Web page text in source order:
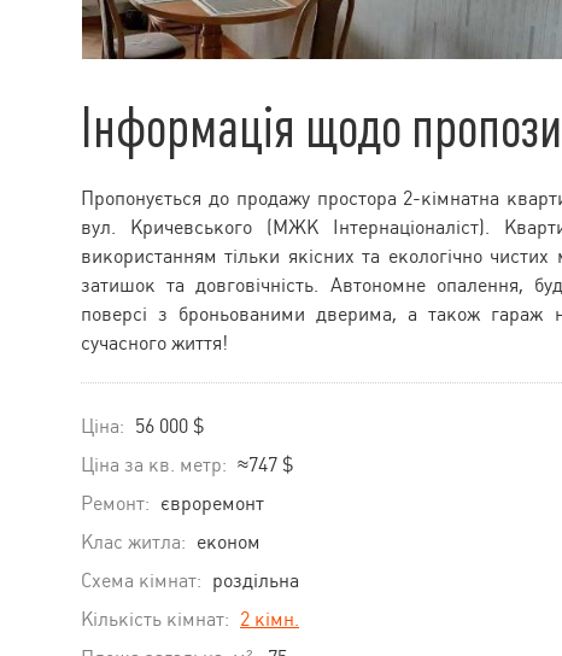
Інформація щодо
Пропонується до продажу простора 2-кімнатна
вул. Кричевського (МЖК Інтернаціоналіст).
використанням тільки якісних та екологічно
затишок та довговічність. Автономне опалення,
поверсі з броньованими дверима, а також гараж
сучасного життя!
Ціна: 56 000 $
Ціна за кв. метр: ≈747 $
Ремонт: євроремонт
Клас житла: економ
Схема кімнат: роздільна
Кількість кімнат: 2 кімн.